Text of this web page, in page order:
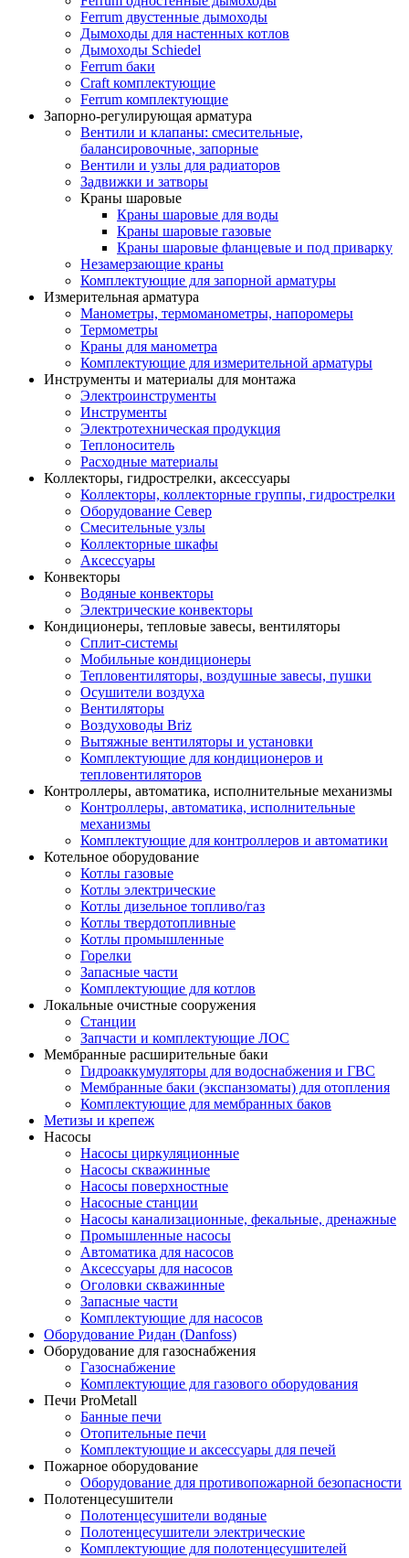
Ferrum двустенные дымоходы
Дымоходы для настенных котлов
Дымоходы Schiedel
Ferrum баки
Craft комплектующие
Ferrum комплектующие
Запорно-регулирующая арматура
Вентили и клапаны: смесительные,
балансировочные, запорные
Вентили и узлы для радиаторов
Задвижки и затворы
Краны шаровые
Краны шаровые для воды
Краны шаровые газовые
Краны шаровые фланцевые и под приварку
Незамерзающие краны
Комплектующие для запорной арматуры
Измерительная арматура
Манометры, термоманометры, напоромеры
Термометры
Краны для манометра
Комплектующие для измерительной арматуры
Инструменты и материалы для монтажа
Электроинструменты
Инструменты
Электротехническая продукция
Теплоноситель
Расходные материалы
Коллекторы, гидрострелки, аксессуары
Коллекторы, коллекторные группы, гидрострелки
Оборудование Север
Смесительные узлы
Коллекторные шкафы
Аксессуары
Конвекторы
Водяные конвекторы
Электрические конвекторы
Кондиционеры, тепловые завесы, вентиляторы
Сплит-системы
Мобильные кондиционеры
Тепловентиляторы, воздушные завесы, пушки
Осушители воздуха
Вентиляторы
Воздуховоды Briz
Вытяжные вентиляторы и установки
Комплектующие для кондиционеров и
тепловентиляторов
Контроллеры, автоматика, исполнительные механизмы
Контроллеры, автоматика, исполнительные
механизмы
Комплектующие для контроллеров и автоматики
Котельное оборудование
Котлы газовые
Котлы электрические
Котлы дизельное топливо/газ
Котлы твердотопливные
Котлы промышленные
Горелки
Запасные части
Комплектующие для котлов
Локальные очистные сооружения
Станции
Запчасти и комплектующие ЛОС
Мембранные расширительные баки
Гидроаккумуляторы для водоснабжения и ГВС
Мембранные баки (экспанзоматы) для отопления
Комплектующие для мембранных баков
Метизы и крепеж
Насосы
Насосы циркуляционные
Насосы скважинные
Насосы поверхностные
Насосные станции
Насосы канализационные, фекальные, дренажные
Промышленные насосы
Автоматика для насосов
Аксессуары для насосов
Оголовки скважинные
Запасные части
Комплектующие для насосов
Оборудование Ридан (Danfoss)
Оборудование для газоснабжения
Газоснабжение
Комплектующие для газового оборудования
Печи ProMetall
Банные печи
Отопительные печи
Комплектующие и аксессуары для печей
Пожарное оборудование
Оборудование для противопожарной безопасности
Полотенцесушители
Полотенцесушители водяные
Полотенцесушители электрические
Комплектующие для полотенцесушителей